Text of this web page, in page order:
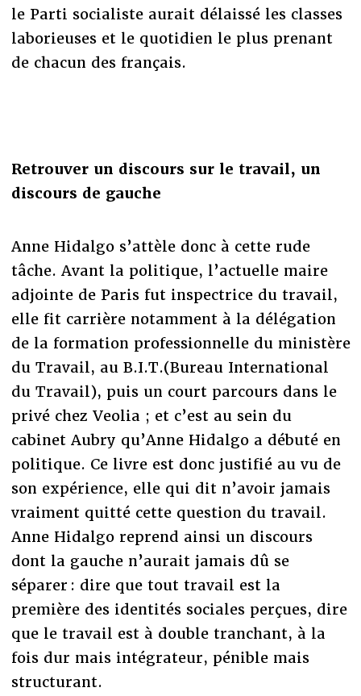
le Parti socialiste aurait délaissé les classes
laborieuses et le quotidien le plus prenant
de chacun des français.
Retrouver un discours sur le travail, un
discours de gauche
Anne Hidalgo s’attèle donc à cette rude
tâche. Avant la politique, l’actuelle maire
adjointe de Paris fut inspectrice du travail,
elle fit carrière notamment à la délégation
de la formation professionnelle du ministère
du Travail, au B.I.T.(Bureau International
du Travail), puis un court parcours dans le
privé chez Veolia ; et c’est au sein du
cabinet Aubry qu’Anne Hidalgo a débuté en
politique. Ce livre est donc justifié au vu de
son expérience, elle qui dit n’avoir jamais
vraiment quitté cette question du travail.
Anne Hidalgo reprend ainsi un discours
dont la gauche n’aurait jamais dû se
séparer : dire que tout travail est la
première des identités sociales perçues, dire
que le travail est à double tranchant, à la
fois dur mais intégrateur, pénible mais
structurant.